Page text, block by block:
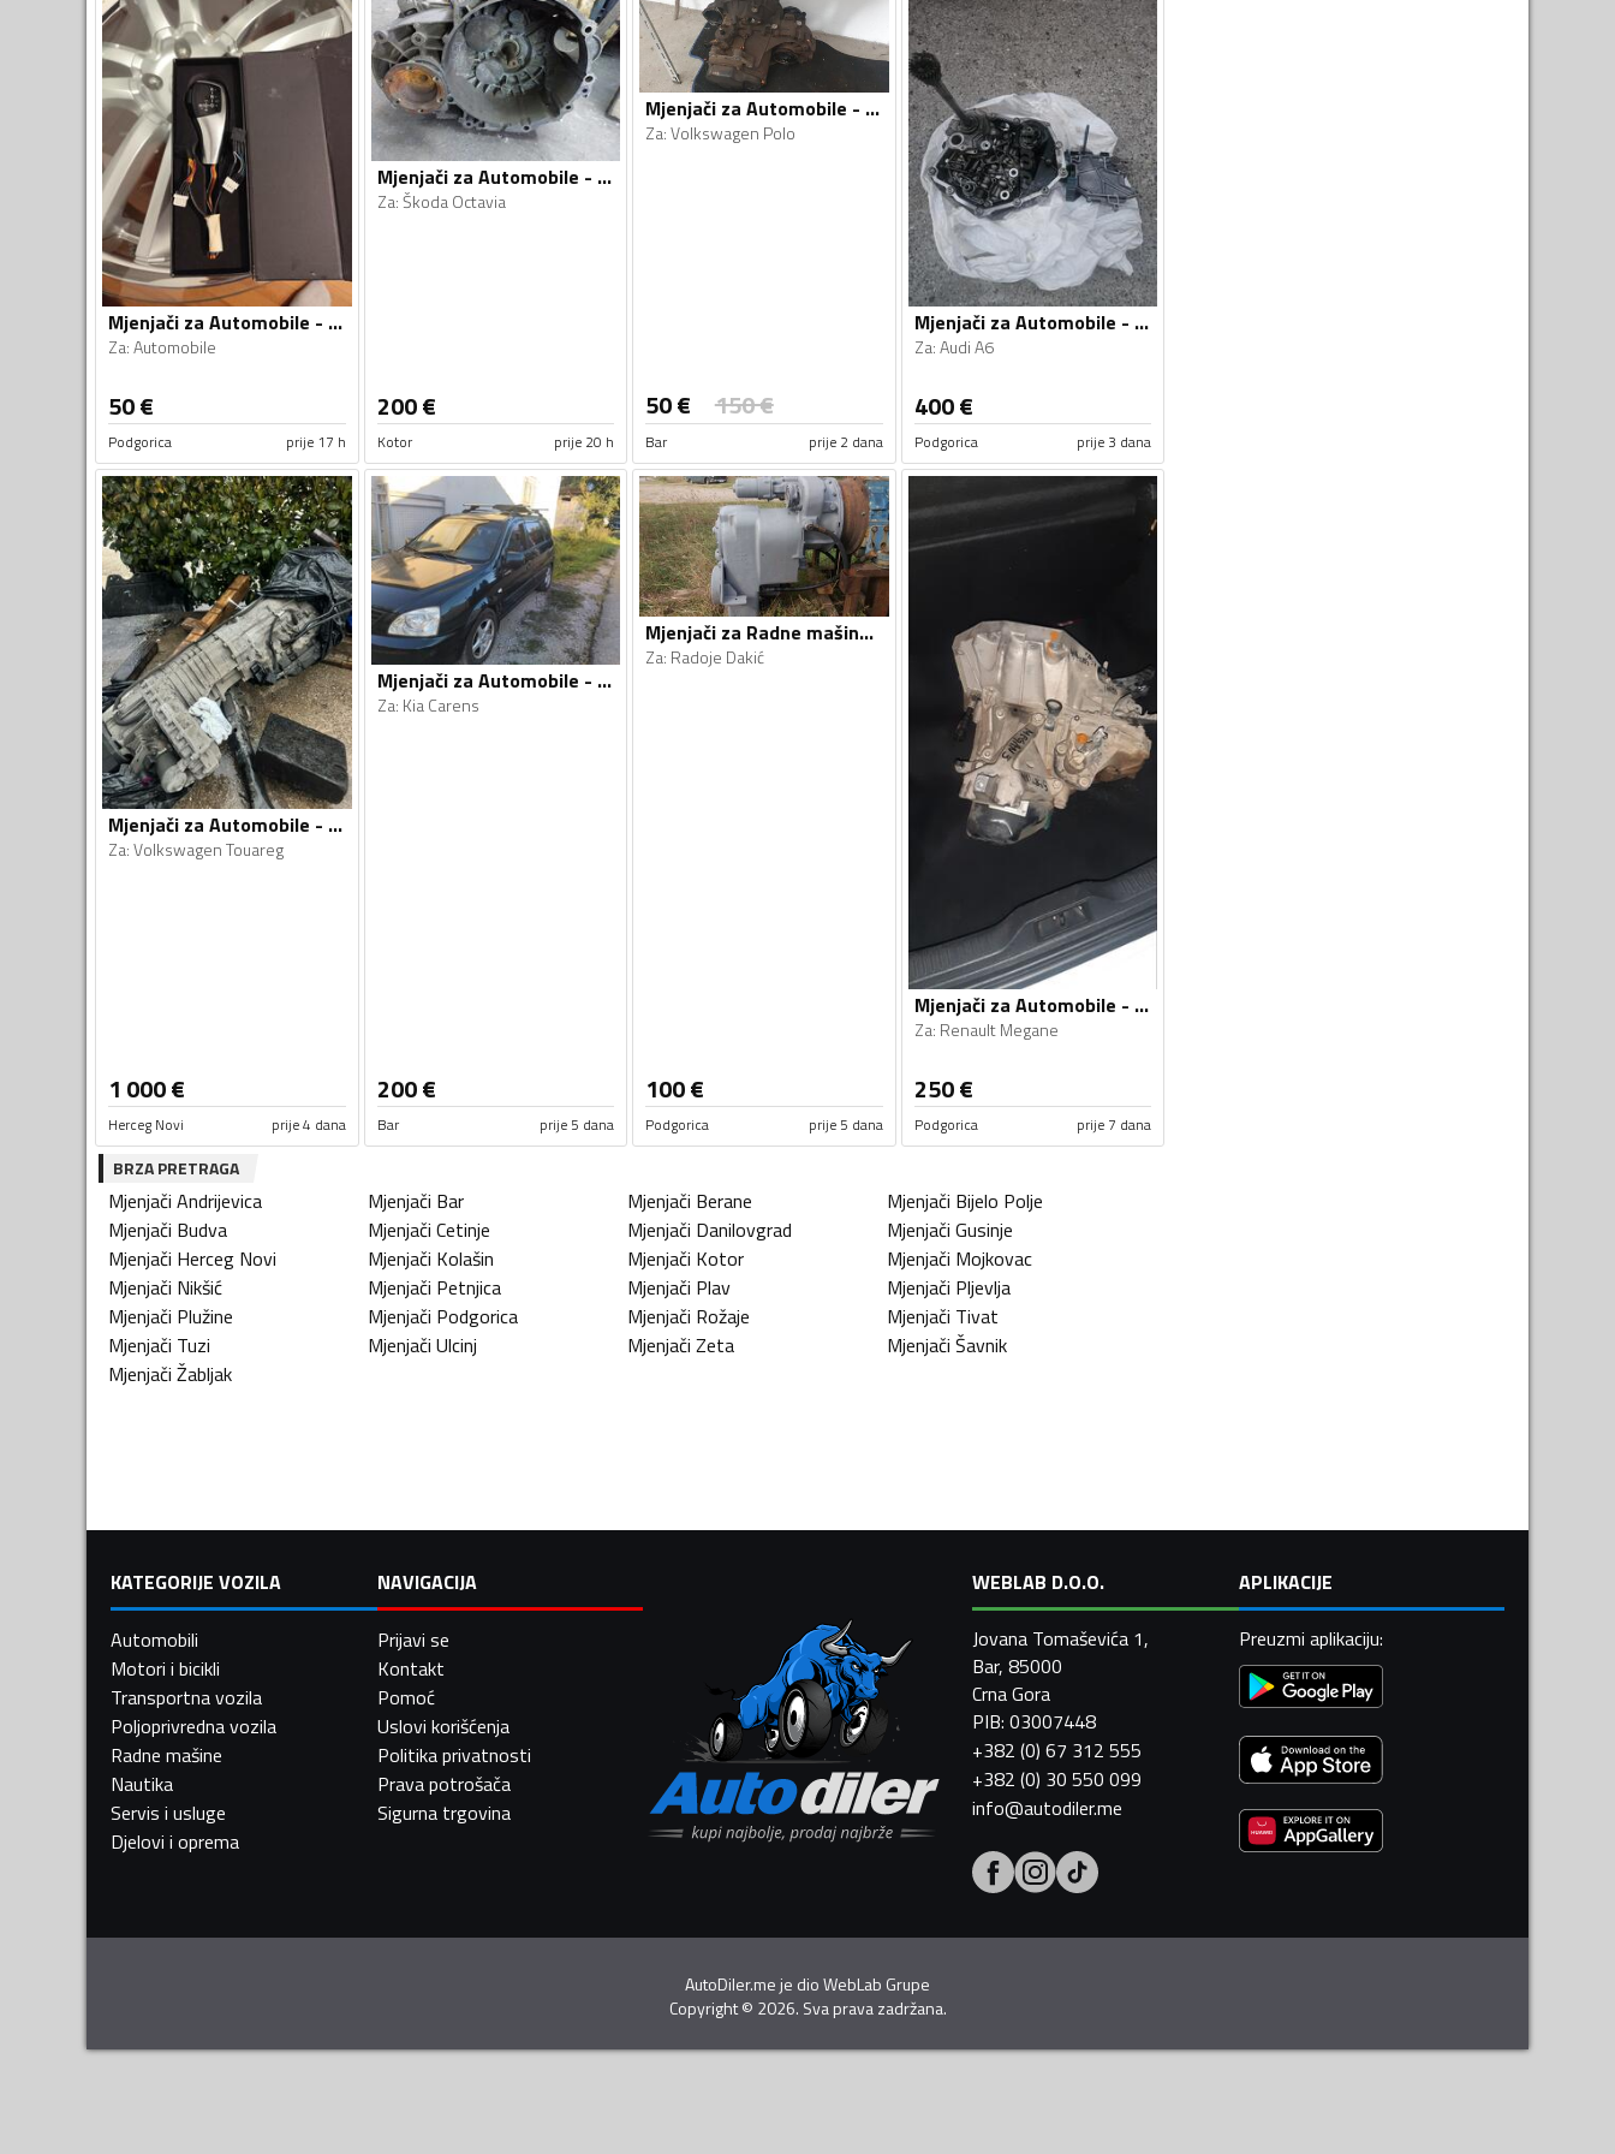
Mjenjači za Automobile - Automobile - Univerzalno
Za:Automobile
50€
Podgorica prije 17 h
Mjenjači za Automobile - Škoda - Octavia - 2009
Za:Škoda Octavia
200€
Kotor prije 20 h
Mjenjači za Automobile - Volkswagen - Polo - 2010
Za:Volkswagen Polo
50€ 150€
Bar prije 2 dana
Mjenjači za Automobile - Audi - A6 - 2010
Za:Audi A6
400€
Podgorica prije 3 dana
Mjenjači za Automobile - Volkswagen - Touareg - 2008
Za:Volkswagen Touareg
1 000€
Herceg Novi prije 4 dana
Mjenjači za Automobile - Kia - Carens - 2005
Za: Kia Carens
200€
Bar prije 5 dana
Mjenjači za Radne mašine - Radoje Dakić, Clark - 1990, 1990
Za: Radoje Dakić
100€
Podgorica prije 5 dana
Mjenjači za Automobile - Renault - Megane - 2011, 2013
Za: Renault Megane
250€
Podgorica prije 7 dana
BRZA PRETRAGA
Mjenjači Andrijevica Mjenjači Bar Mjenjači Berane Mjenjači Bijelo Polje
Mjenjači Budva Mjenjači Cetinje Mjenjači Danilovgrad Mjenjači Gusinje
Mjenjači Herceg Novi Mjenjači Kolašin Mjenjači Kotor Mjenjači Mojkovac
Mjenjači Nikšić Mjenjači Petnjica Mjenjači Plav Mjenjači Pljevlja
Mjenjači Plužine Mjenjači Podgorica Mjenjači Rožaje Mjenjači Tivat
Mjenjači Tuzi Mjenjači Ulcinj Mjenjači Zeta Mjenjači Šavnik
Mjenjači Žabljak
KATEGORIJE VOZILA
Automobili
Motori i bicikli
Transportna vozila
Poljoprivredna vozila
Radne mašine
Nautika
Servis i usluge
Djelovi i oprema
NAVIGACIJA
Prijavi se
Kontakt
Pomoć
Uslovi korišćenja
Politika privatnosti
Prava potrošača
Sigurna trgovina
WEBLAB D.O.O.
Jovana Tomaševića 1,
Bar, 85000
Crna Gora
PIB: 03007448
+382 (0) 67 312 555
+382 (0) 30 550 099
info@autodiler.me
APLIKACIJE
Preuzmi aplikaciju:
AutoDiler.me je dioWebLab Grupe
Copyright© 2026. Sva prava zadržana.